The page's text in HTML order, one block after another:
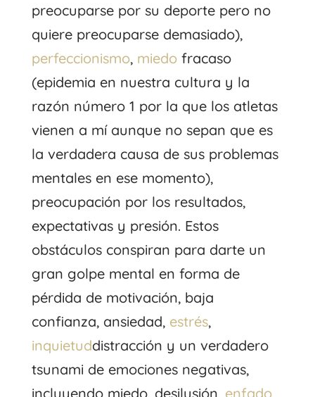
preocuparse por su deporte pero no
quiere preocuparse demasiado),
perfeccionismo, miedofracaso
(epidemia en nuestra cultura y la
razón número 1 por la que los atletas
vienen a mí aunque no sepan que es
la verdadera causa de sus problemas
mentales en ese momento),
preocupación por los resultados,
expectativas y presión. Estos
obstáculos conspiran para darte un
gran golpe mental en forma de
pérdida de motivación, baja
confianza, ansiedad, estrés,
inquietuddistracción y un verdadero
tsunami de emociones negativas,
incluyendo miedo, desilusión, enfado,